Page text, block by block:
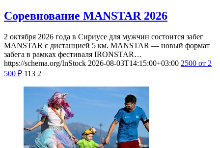
Соревнование MANSTAR 2026
2 октября 2026 года в Сириусе для мужчин состоится забег
MANSTAR с дистанцией 5 км. MANSTAR — новый формат
забега в рамках фестиваля IRONSTAR…
https://schema.org/InStock 2026-08-03T14:15:00+03:00 2500 от 2
500 ₽ 113 2